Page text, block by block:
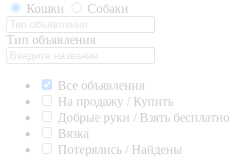
Кошки
Собаки
Тип объявления
Все объявления
На продажу / Купить
Добрые руки / Взять бесплатно
Вязка
Потерялись / Найдены